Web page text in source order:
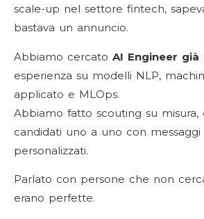
scale-up nel settore fintech,
bastava un annuncio.
Abbiamo cercato AI Engineer
esperienza su modelli NLP,
applicato e MLOps.
Abbiamo fatto scouting su misura,
candidati uno a uno con messaggi
personalizzati.
Parlato con persone che non
erano perfette.